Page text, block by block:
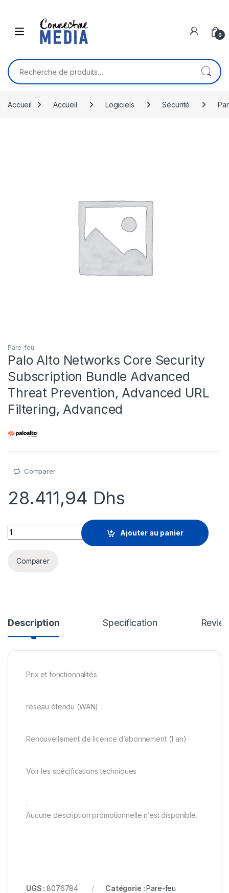
0
Recherche pour :
Accueil Accueil Logiciels Sécurité
Pare-feu
Palo Alto Networks Core Security
Subscription Bundle Advanced
Threat Prevention, Advanced URL
Filtering, Advanced
Comparer
28.411,94 Dhs
Palo Alto Networks Core Security Subscription Bundle
Ajouter au panier
Comparer
Description Specification
Prix et fonctionnalités
réseau étendu (WAN)
Renouvellement de licence d’abonnement (1 an)
Voir les spécifications techniques
.
Aucune description promotionnelle n’est disponible.
UGS :8076784 Catégorie :Pare-feu